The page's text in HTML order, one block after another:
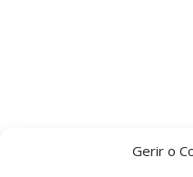
Gerir o